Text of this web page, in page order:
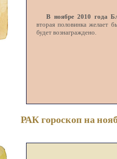
В ноябре 2010 года
вторая половинка желает
будет вознаграждено.
РАК гороскоп на